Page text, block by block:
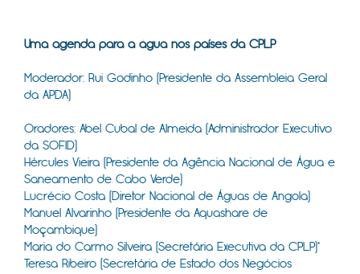
Uma agenda para a água nos países da CPLP
Moderador: Rui Godinho (Presidente da Assembleia Geral
da APDA)
Oradores: Abel Cubal de Almeida (Administrador Executivo
da SOFID)
Hércules Vieira (Presidente da Agência Nacional de Água e
Saneamento de Cabo Verde)
Lucrécio Costa (Diretor Nacional de Águas de Angola)
Manuel Alvarinho (Presidente da Aquashare de
Moçambique)
Maria do Carmo Silveira (Secretária Executiva da CPLP)*
Teresa Ribeiro (Secretária de Estado dos Negócios